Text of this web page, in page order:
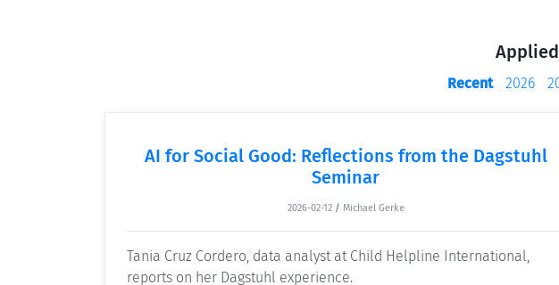
Recent 2026
AI for Social Good: Reflections from the Dagstuhl
Seminar
2026-02-12 / Michael Gerke
Tania Cruz Cordero, data analyst at Child Helpline International,
reports on her Dagstuhl experience.